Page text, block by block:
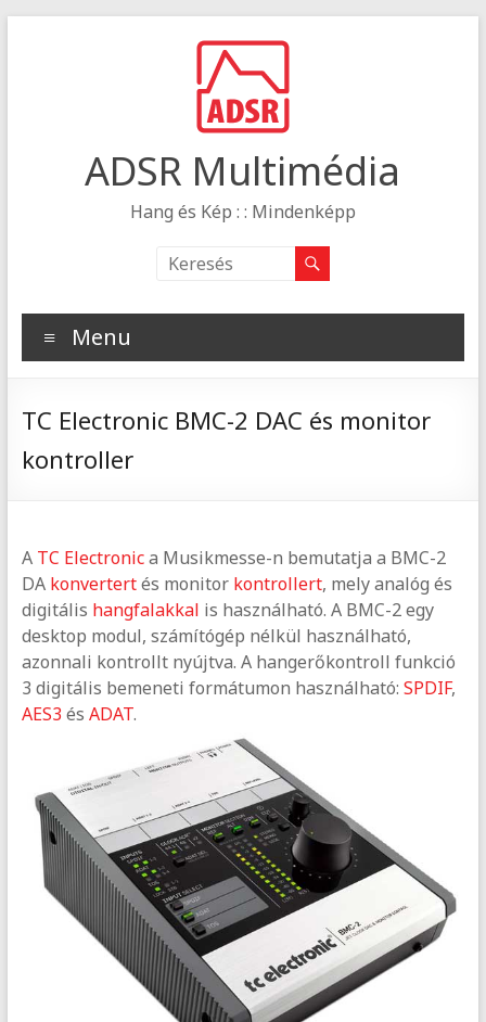
ADSR Multimédia
Hang és Kép : : Mindenképp
Menu
TC Electronic BMC-2 DAC és monitor
kontroller
A TC Electronica Musikmesse-n bemutatja a BMC-2
DA konvertertés monitor kontrollert, mely analóg és
digitális hangfalakkal is használható. A BMC-2 egy
desktop modul, számítógép nélkül használható,
azonnali kontrollt nyújtva. A hangerőkontroll funkció
3 digitális bemeneti formátumon használható: SPDIF,
AES3 és ADAT.